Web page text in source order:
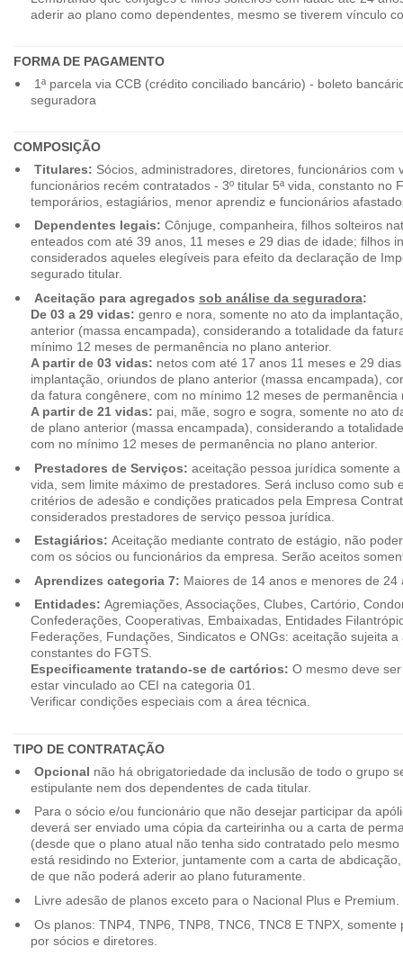
aderir ao plano como dependentes, mesmo se tiverem vínculo
FORMA DE PAGAMENTO
1ª parcela via CCB (crédito conciliado bancário) - boleto
seguradora
COMPOSIÇÃO
Titulares: Sócios, administradores, diretores, funcionários com
funcionários recém contratados - 3º titular 5ª vida, constanto no
temporários, estagiários, menor aprendiz e funcionários
Dependentes legais: Cônjuge, companheira, filhos solteiros
enteados com até 39 anos, 11 meses e 29 dias de idade; filhos
considerados aqueles elegíveis para efeito da declaração de
segurado titular.
Aceitação para agregados sob análise da seguradora:
De 03 a 29 vidas: genro e nora, somente no ato da
anterior (massa encampada), considerando a totalidade da
mínimo 12 meses de permanência no plano anterior.
A partir de 03 vidas: netos com até 17 anos 11 meses e 29
implantação, oriundos de plano anterior (massa encampada),
da fatura congênere, com no mínimo 12 meses de permanência
A partir de 21 vidas: pai, mãe, sogro e sogra, somente no ato
de plano anterior (massa encampada), considerando a
com no mínimo 12 meses de permanência no plano anterior.
Prestadores de Serviços: aceitação pessoa jurídica somente a
vida, sem limite máximo de prestadores. Será incluso como sub
critérios de adesão e condições praticados pela Empresa
considerados prestadores de serviço pessoa jurídica.
Estagiários: Aceitação mediante contrato de estágio, não
com os sócios ou funcionários da empresa. Serão aceitos
Aprendizes categoria 7: Maiores de 14 anos e menores de 24
Entidades: Agremiações, Associações, Clubes, Cartório,
Confederações, Cooperativas, Embaixadas, Entidades
Federações, Fundações, Sindicatos e ONGs: aceitação sujeita
constantes do FGTS.
Especificamente tratando-se de cartórios: O mesmo deve
estar vinculado ao CEI na categoria 01.
Verificar condições especiais com a área técnica.
TIPO DE CONTRATAÇÃO
Opcional não há obrigatoriedade da inclusão de todo o grupo
estipulante nem dos dependentes de cada titular.
Para o sócio e/ou funcionário que não desejar participar da
deverá ser enviado uma cópia da carteirinha ou a carta de
(desde que o plano atual não tenha sido contratado pelo
está residindo no Exterior, juntamente com a carta de
de que não poderá aderir ao plano futuramente.
Livre adesão de planos exceto para o Nacional Plus e Premium.
Os planos: TNP4, TNP6, TNP8, TNC6, TNC8 E TNPX,
por sócios e diretores.